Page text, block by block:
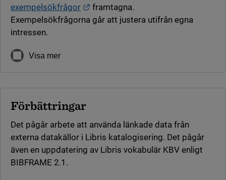
exempelsökfrågor
Länk till annan webbplats.
framtagna.
Exempelsökfrågorna går att justera utifrån egna
intressen.
Visa mer
Förbättringar
Det pågår arbete att använda länkade data från
externa datakällor i Libris katalogisering. Det pågår
även en uppdatering av Libris vokabulär KBV enligt
BIBFRAME 2.1.